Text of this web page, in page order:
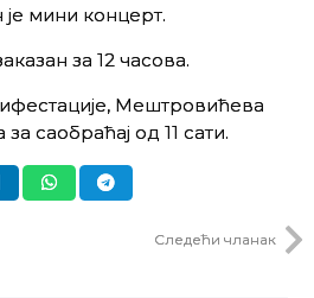
мини концерт.
за 12 часова.
Мештровићева
саобраћај од 11 сати.
Следећи чланак